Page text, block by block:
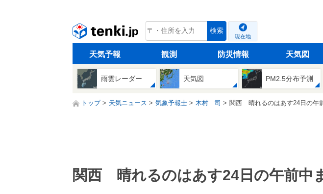
tenki.jp 検索
現在地
天気予報 観測 防災情報 天気図
雨雲レーダー 天気図 PM2.5分布予測
トップ 天気ニュース 気象予報士 木村 司 関西 晴れるのはあす24日の午
関西 晴れるのはあす24日の午前中